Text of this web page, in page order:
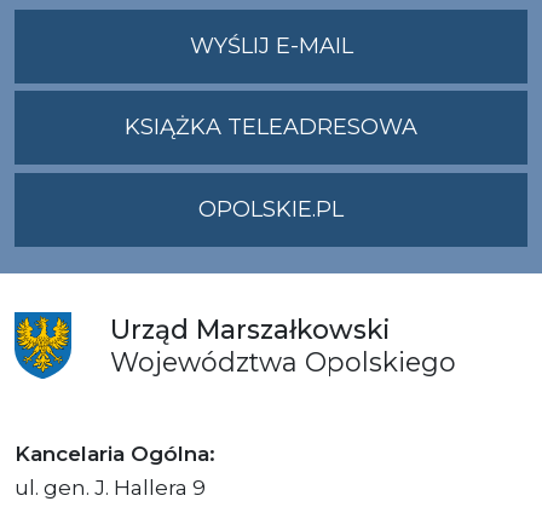
WYŚLIJ E-MAILNA
ADRES
KSIĄŻKA TELEADRESOWA
OPOLSKIE.PL
Urząd Marszałkowski
Województwa Opolskiego
Kancelaria Ogólna:
ul. gen. J. Hallera 9